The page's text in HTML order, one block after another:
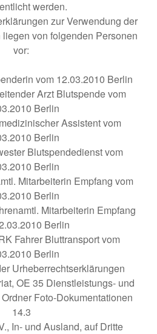
werden.
zur Verwendung der
von folgenden Personen
vor:
vom 12.03.2010 Berlin
Arzt Blutspende vom
Berlin
Assistent vom
Berlin
Blutspendedienst vom
Berlin
Mitarbeiterin Empfang vom
Berlin
Mitarbeiterin Empfang
Berlin
Fahrer Bluttransport vom
Berlin
Urheberrechtserklärungen
OE 35 Dienstleistungs- und
Foto-Dokumentationen
14.3
In- und Ausland, auf Dritte